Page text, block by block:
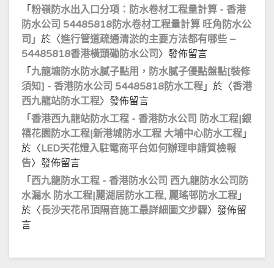
「 粉嶺防水出入口分項：防水卷材工程量計算 - 香港
防水公司 54485818防水卷材工程量計算 旺角防水公
司 」於〈進行管道疏通清淤的主要方法都有哪些 –
54485818香港橫頭磡防水公司 〉發佈留言
「 九龍塘防水防水膩子點用，防水膩子優點盤點[裝修
須知] - 香港防水公司 54485818防水工程 」於〈香港
西九龍站防水工程〉發佈留言
「 香港西九龍站防水工程 - 香港防水公司 防水工程|銀
禧花園防水工程|新港城防水工程 大埔中心防水工程 」
於〈LED天花燈入駐電商平台如何辦理申請質檢報
告〉發佈留言
「 西九龍防水工程 - 香港防水公司 西九龍防水公司防
水漏水 防水工程|麗湖居防水工程, 麗瑤邨防水工程 」
於〈長沙天花吊頂隔音施工最詳細圖文步驟〉發佈留
言